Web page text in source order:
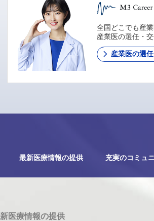
最新医療情報の提供 充実のコミュ
全国どこでも産
産業医の選任・
産業医の選
医療情報の提供